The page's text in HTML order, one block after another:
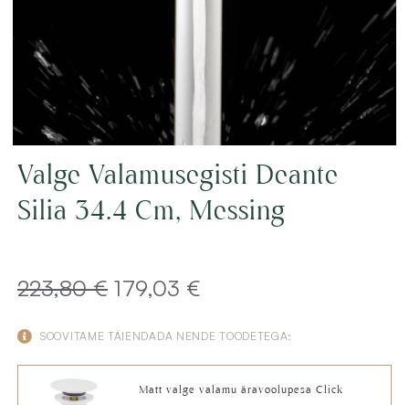
Valge Valamusegisti Deante
Silia 34.4 Cm, Messing
223,80€ Algne
hind
oli:
179,03 €
price
is:
SOOVITAME TÄIENDADA NENDE TOODETEGA:
Matt valge valamu äravoolupesa Click